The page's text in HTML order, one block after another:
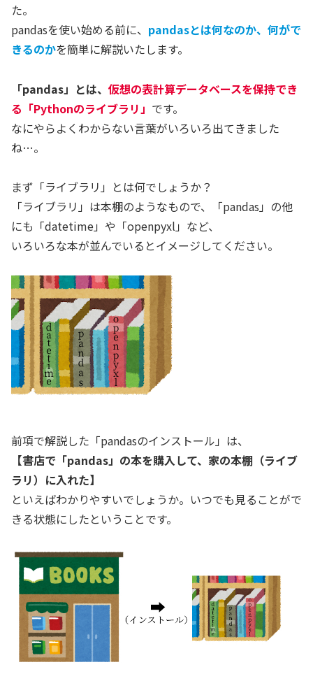
た。
pandasを使い始める前に、 pandasとは何なのか、何がで
きるのかを簡単に解説いたします。
「pandas」とは、 仮想の表計算データベースを保持でき
る「Pythonのライブラリ」 です。
なにやらよくわからない言葉がいろいろ出てきました
ね…。
まず「ライブラリ」とは何でしょうか？
「ライブラリ」は本棚のようなもので、「pandas」の他
にも「datetime」や「openpyxl」など、
いろいろな本が並んでいるとイメージしてください。
前項で解説した「pandasのインストール」は、
【書店で「pandas」の本を購入して、家の本棚（ライブ
ラリ）に入れた】
といえばわかりやすいでしょうか。いつでも見ることがで
きる状態にしたということです。